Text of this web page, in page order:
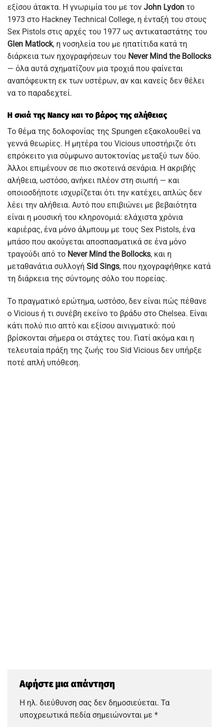
εξίσου άτακτα. Η γνωριμία του με τον John Lydon το
1973 στο Hackney Technical College, η ένταξή του στους
Sex Pistols στις αρχές του 1977 ως αντικαταστάτης του
Glen Matlock, η νοσηλεία του με ηπατίτιδα κατά τη
διάρκεια των ηχογραφήσεων του Never Mind the Bollocks
— όλα αυτά σχηματίζουν μια τροχιά που φαίνεται
αναπόφευκτη εκ των υστέρων, αν και κανείς δεν θέλει
να το παραδεχτεί.
Η σκιά της Nancy και το βάρος της αλήθειας
Το θέμα της δολοφονίας της Spungen εξακολουθεί να
γεννά θεωρίες. Η μητέρα του Vicious υποστήριζε ότι
επρόκειτο για σύμφωνο αυτοκτονίας μεταξύ των δύο.
Άλλοι επιμένουν σε πιο σκοτεινά σενάρια. Η ακριβής
αλήθεια, ωστόσο, ανήκει πλέον στη σιωπή — και
οποιοσδήποτε ισχυρίζεται ότι την κατέχει, απλώς δεν
λέει την αλήθεια. Αυτό που επιβιώνει με βεβαιότητα
είναι η μουσική του κληρονομιά: ελάχιστα χρόνια
καριέρας, ένα μόνο άλμπουμ με τους Sex Pistols, ένα
μπάσο που ακούγεται αποσπασματικά σε ένα μόνο
τραγούδι από το Never Mind the Bollocks, και η
μεταθανάτια συλλογή Sid Sings, που ηχογραφήθηκε κατά
τη διάρκεια της σύντομης σόλο του πορείας.
Το πραγματικό ερώτημα, ωστόσο, δεν είναι πώς πέθανε
ο Vicious ή τι συνέβη εκείνο το βράδυ στο Chelsea. Είναι
κάτι πολύ πιο απτό και εξίσου αινιγματικό: πού
βρίσκονται σήμερα οι στάχτες του. Γιατί ακόμα και η
τελευταία πράξη της ζωής του Sid Vicious δεν υπήρξε
ποτέ απλή υπόθεση.
Αφήστε μια απάντηση
Η ηλ. διεύθυνση σας δεν δημοσιεύεται. Τα
υποχρεωτικά πεδία σημειώνονται με *